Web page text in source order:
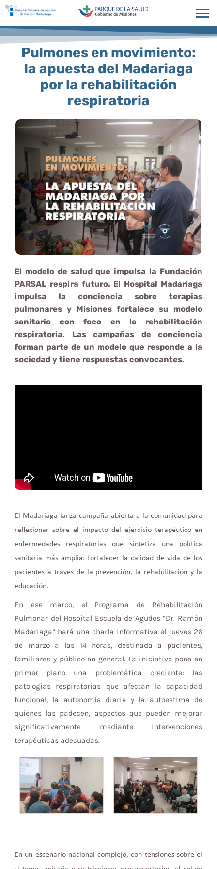
Pulmones en movimiento:
la apuesta del Madariaga
por la rehabilitación
respiratoria
El modelo de salud que impulsa la Fundación
PARSAL respira futuro. El Hospital Madariaga
impulsa la conciencia sobre terapias
pulmonares y Misiones fortalece su modelo
sanitario con foco en la rehabilitación
respiratoria. Las campañas de conciencia
forman parte de un modelo que responde a la
sociedad y tiene respuestas convocantes.
El Madariaga lanza campaña abierta a la comunidad para
reflexionar sobre el impacto del ejercicio terapéutico en
enfermedades respiratorias que sintetiza una política
sanitaria más amplia: fortalecer la calidad de vida de los
pacientes a través de la prevención, la rehabilitación y la
educación.
En ese marco, el Programa de Rehabilitación
Pulmonar del Hospital Escuela de Agudos “Dr. Ramón
Madariaga” hará una charla informativa el jueves 26
de marzo a las 14 horas, destinada a pacientes,
familiares y público en general. La iniciativa pone en
primer plano una problemática creciente: las
patologías respiratorias que afectan la capacidad
funcional, la autonomía diaria y la autoestima de
quienes las padecen, aspectos que pueden mejorar
significativamente mediante intervenciones
terapéuticas adecuadas.
En un escenario nacional complejo, con tensiones sobre el